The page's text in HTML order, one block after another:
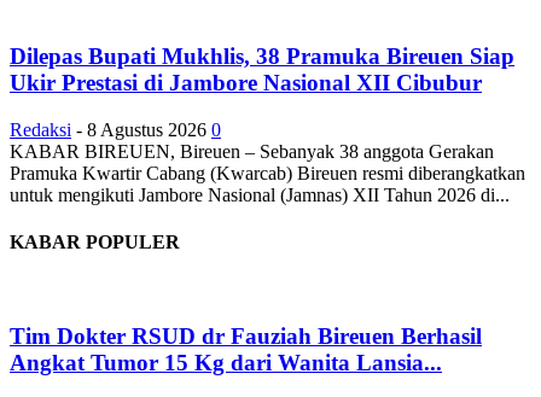
Dilepas Bupati Mukhlis, 38 Pramuka Bireuen Siap
Ukir Prestasi di Jambore Nasional XII Cibubur
Redaksi - 8 Agustus 2026 0
KABAR BIREUEN, Bireuen – Sebanyak 38 anggota Gerakan
Pramuka Kwartir Cabang (Kwarcab) Bireuen resmi diberangkatkan
untuk mengikuti Jambore Nasional (Jamnas) XII Tahun 2026 di...
KABAR POPULER
Tim Dokter RSUD dr Fauziah Bireuen Berhasil
Angkat Tumor 15 Kg dari Wanita Lansia...